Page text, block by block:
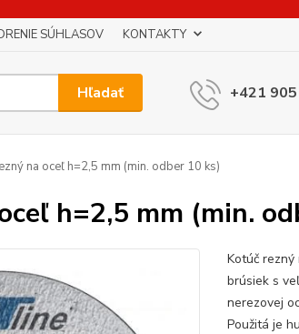
SÚHLASOV KONTAKTY
Hľadať +421
na oceľ h=2,5 mm (min. odber 10 ks)
h=2,5 mm (min.
Kotúč rezný
brúsiek s
nerezovej
Použitá je